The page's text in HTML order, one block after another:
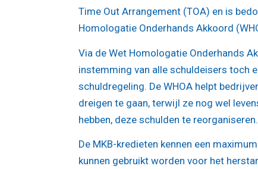
Time Out Arrangement (TOA) en is
Homologatie Onderhands Akkoord
Via de Wet Homologatie Onderhands
instemming van alle schuldeisers toch
schuldregeling. De WHOA helpt
dreigen te gaan, terwijl ze nog wel
hebben, deze schulden te reorganiseren.
De MKB-kredieten kennen een
kunnen gebruikt worden voor het